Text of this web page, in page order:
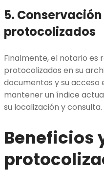
5.
protocolizados
Finalmente, el notario es
protocolizados en su
documentos y su acceso
mantener un índice
su localización y consulta.
Beneficios